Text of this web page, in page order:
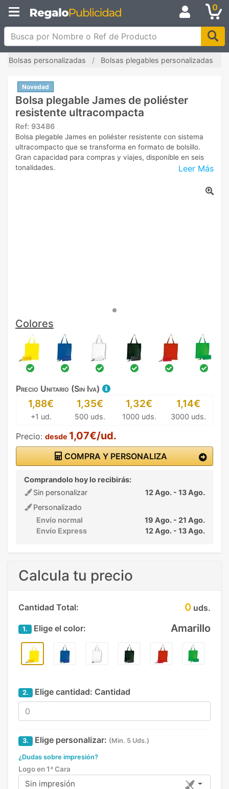
0
Busca por Nombre o Ref de Producto
Bolsas personalizadas Bolsas plegables personalizadas
Novedad
Bolsa plegable James de poliéster
resistente ultracompacta
Ref: 93486
Leer Más
Bolsa plegable James en poliéster resistente con sistema
ultracompacto que se transforma en formato de bolsillo.
Gran capacidad para compras y viajes, disponible en seis
tonalidades.
Colores
Precio Unitario (Sin Iva)
1,88€
+1 ud.
1,35€
500 uds.
1,32€
1000 uds.
1,14€
3000 uds.
Precio: desde 1,07€/ud.
COMPRA Y PERSONALIZA
Comprandolo hoy lo recibirás:
Sin personalizar
12 Ago. - 13 Ago.
Personalizado
Envío normal
19 Ago. - 21 Ago.
Envío Express
12 Ago. - 13 Ago.
Calcula tu precio
Cantidad Total: 0 uds.
1. Elige el color: Amarillo
2. Elige cantidad: Cantidad
3. Elige personalizar: (Min. 5 Uds.)
¿Dudas sobre impresión?
Logo en 1ª Cara
Sin impresión